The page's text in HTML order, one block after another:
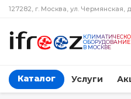
127282, г. Москва, ул. Чермянская,
ОБОРУДОВАНИЕ
В МОСКВЕ
Каталог Услуги